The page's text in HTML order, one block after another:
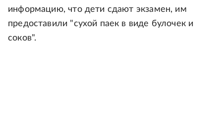
информацию, что дети сдают экзамен, им
предоставили "сухой паек в виде булочек и
соков".